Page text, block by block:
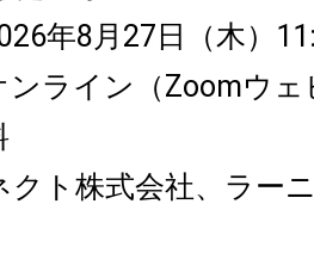
年8月27日（木）
ンライン（Zoomウェ
クト株式会社、ラー